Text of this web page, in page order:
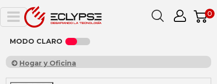
0
MODO CLARO
Hogar y Oficina